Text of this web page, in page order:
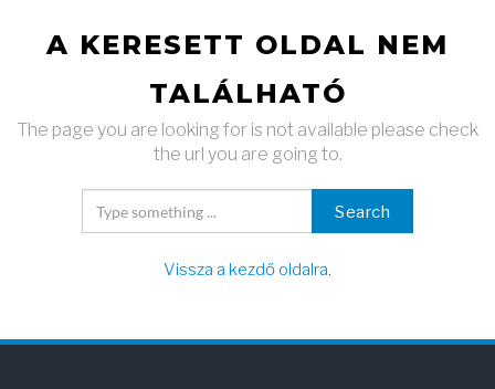
A KERESETT OLDAL NEM
TALÁLHATÓ
The page you are looking for is not available please check
the url you are going to.
Search
Vissza a kezdő oldalra.